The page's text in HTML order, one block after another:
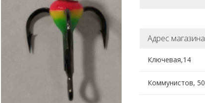
Адрес магазина
Ключевая,14
Коммунистов, 50